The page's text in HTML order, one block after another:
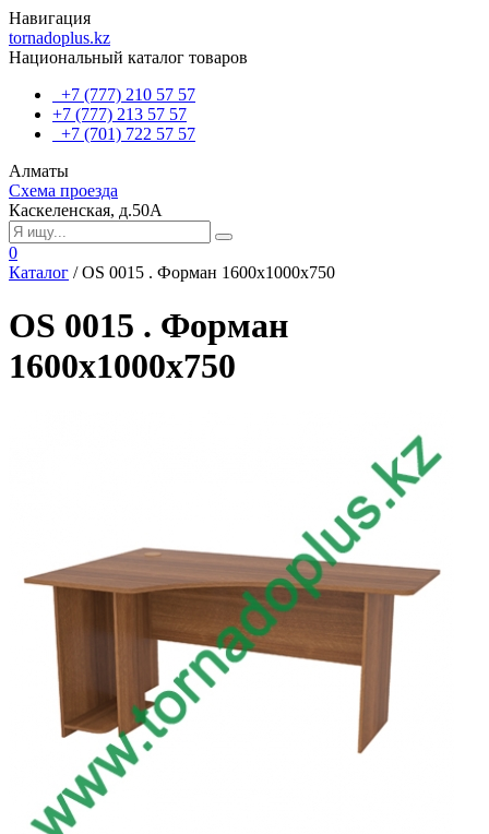
Навигация
tornadoplus.kz
Национальный каталог товаров
+7 (777) 210 57 57
+7 (777) 213 57 57
+7 (701) 722 57 57
Алматы
Схема проезда
Каскеленская, д.50А
0
Каталог /OS 0015 . Форман 1600х1000х750
OS 0015 . Форман
1600х1000х750